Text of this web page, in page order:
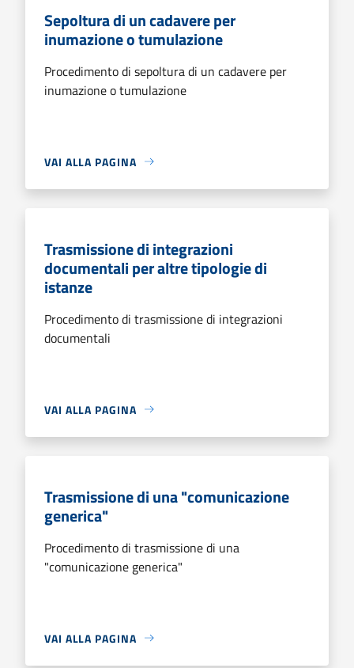
Sepoltura di un cadavere per
inumazione o tumulazione
Procedimento di sepoltura di un cadavere per
inumazione o tumulazione
VAI ALLA PAGINA
Trasmissione di integrazioni
documentali per altre tipologie di
istanze
Procedimento di trasmissione di integrazioni
documentali
VAI ALLA PAGINA
Trasmissione di una "comunicazione
generica"
Procedimento di trasmissione di una
"comunicazione generica"
VAI ALLA PAGINA